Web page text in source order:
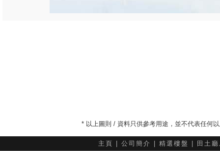
* 以上圖則 / 資料只供參考用途，並不代表任何
主頁 公司簡介 精選樓盤 田土